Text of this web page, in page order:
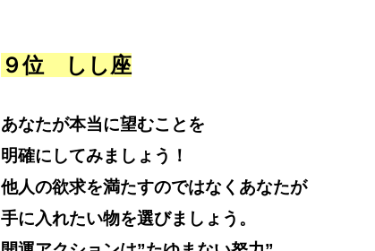
９位 しし座
あなたが本当に望むことを
明確にしてみましょう！
他人の欲求を満たすのではなくあなたが
手に入れたい物を選びましょう。